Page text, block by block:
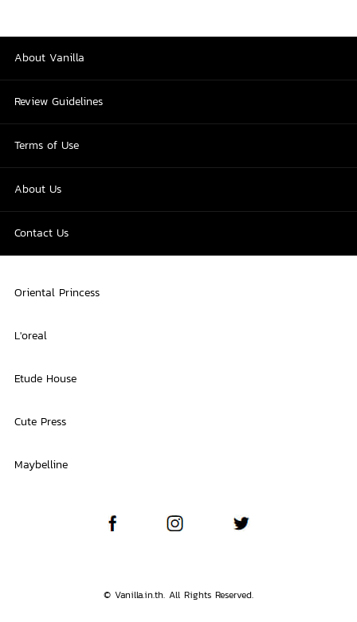
About Vanilla
Review Guidelines
Terms of Use
About Us
Contact Us
Oriental Princess
L'oreal
Etude House
Cute Press
Maybelline
© Vanilla.in.th. All Rights Reserved.